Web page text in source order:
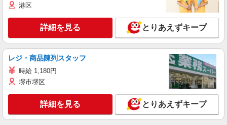
港区
詳細を見る とりあえずキープ
レジ・商品陳列スタッフ
時給 1,180円
堺市堺区
詳細を見る とりあえずキープ